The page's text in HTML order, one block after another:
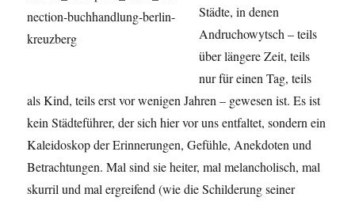
Städte, in denen
Andruchowytsch – teils
über längere Zeit, teils
nur für einen Tag, teils
als Kind, teils erst vor wenigen Jahren – gewesen ist. Es ist
kein Städteführer, der sich hier vor uns entfaltet, sondern ein
Kaleidoskop der Erinnerungen, Gefühle, Anekdoten und
Betrachtungen. Mal sind sie heiter, mal melancholisch, mal
skurril und mal ergreifend (wie die Schilderung seiner